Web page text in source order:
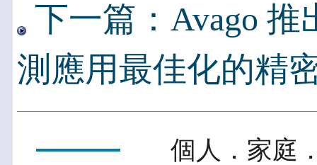
下一篇：Avago
測應用最佳化的精
個人．家庭